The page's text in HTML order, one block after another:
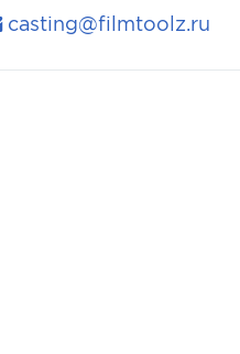
casting@filmtoolz.ru